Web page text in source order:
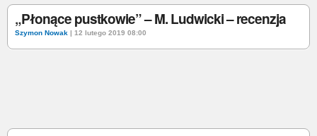
„Płonące pustkowie” – M. Ludwicki – recenzja
Szymon Nowak | 12 lutego 2019 08:00